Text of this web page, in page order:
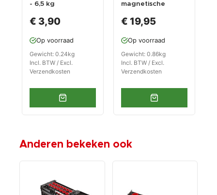
- 6,5 kg
€ 3,90
Op voorraad
Gewicht: 0.24kg
Incl. BTW / Excl.
Verzendkosten
magnetische
€ 19,95
Op voorraad
Gewicht: 0.86kg
Incl. BTW / Excl.
Verzendkosten
Anderen bekeken ook